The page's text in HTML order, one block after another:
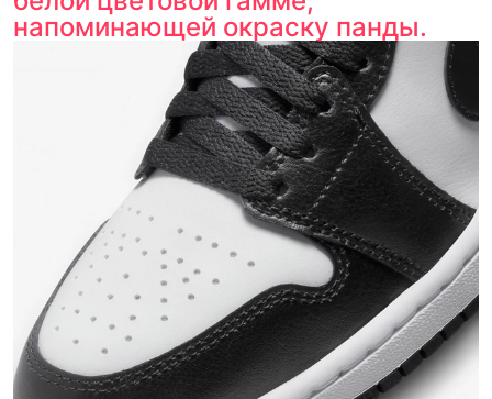
напоминающей окраску панды.